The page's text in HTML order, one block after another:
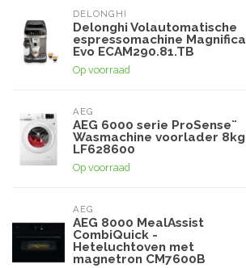
DELONGHI
Delonghi Volautomatische
espressomachine Magnifica
Evo ECAM290.81.TB
Op voorraad
AEG
AEG 6000 serie ProSense¨
Wasmachine voorlader 8kg
LF628600
Op voorraad
AEG
AEG 8000 MealAssist
CombiQuick -
Heteluchtoven met
magnetron CM7600B